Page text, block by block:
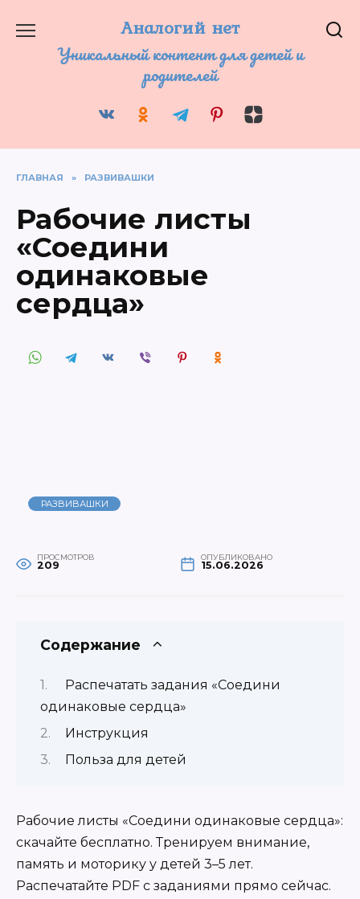
содержанию
Аналогий нет
Уникальный контент для детей и
родителей
ГЛАВНАЯ » РАЗВИВАШКИ
Рабочие листы
«Соедини
одинаковые
сердца»
РАЗВИВАШКИ
ПРОСМОТРОВ
209
ОПУБЛИКОВАНО
15.06.2026
Содержание
Распечатать задания «Соедини
одинаковые сердца»
Инструкция
Польза для детей
Рабочие листы «Соедини одинаковые сердца»:
скачайте бесплатно. Тренируем внимание,
память и моторику у детей 3–5 лет.
Распечатайте PDF с заданиями прямо сейчас.